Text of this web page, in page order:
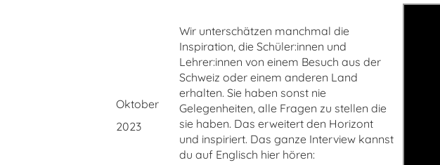
Oktober
2023
Wir unterschätzen manchmal die
Inspiration, die Schüler:innen und
Lehrer:innen von einem Besuch aus der
Schweiz oder einem anderen Land
erhalten. Sie haben sonst nie
Gelegenheiten, alle Fragen zu stellen die
sie haben. Das erweitert den Horizont
und inspiriert. Das ganze Interview kannst
du auf Englisch hier hören: